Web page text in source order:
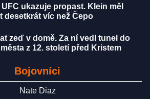
ukazuje propast. Klein měl
desetkrát víc než Čepo
zeď v domě. Za ní vedl tunel do
z 12. století před Kristem
Bojovníci
Nate Diaz